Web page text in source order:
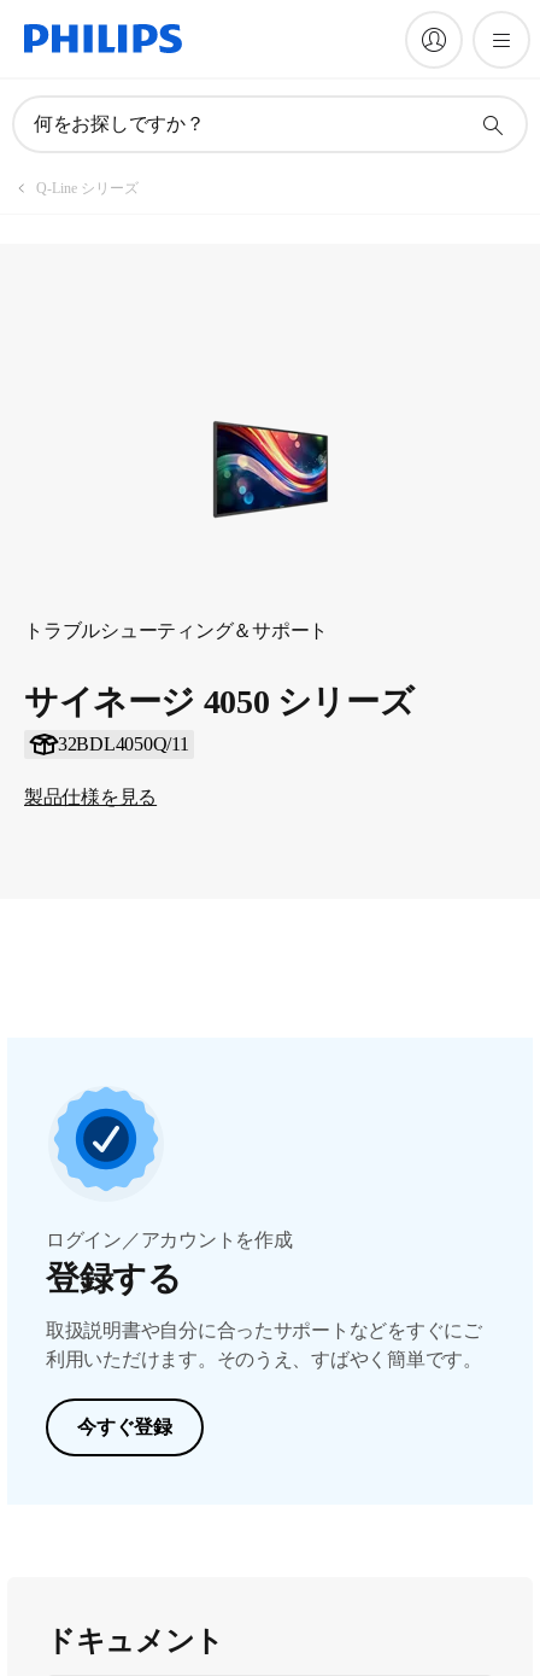
何をお探しですか？
Q-Line シリーズ
トラブルシューティング＆サポート
サイネージ 4050 シリーズ
32BDL4050Q/11
製品仕様を見る
製品を登録
ログイン／アカウントを作成
登録する
取扱説明書や自分に合ったサポートなどをすぐにご
利用いただけます。そのうえ、すばやく簡単です。
今すぐ登録
ドキュメント